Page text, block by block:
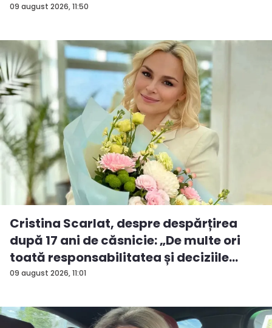
09 august 2026, 11:50
09 august 2026, 11:01
Cristina Scarlat, despre despărțirea
după 17 ani de căsnicie: „De multe ori
toată responsabilitatea și deciziile
erau...